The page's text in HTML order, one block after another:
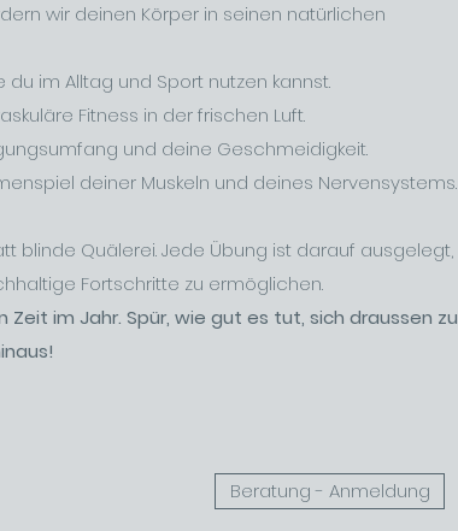
wir deinen Körper in seinen natürlichen
du im Alltag und Sport nutzen kannst.
Fitness in der frischen Luft.
und deine Geschmeidigkeit.
deiner Muskeln und deines Nervensystems.
blinde Quälerei. Jede Übung ist darauf ausgelegt,
Fortschritte zu ermöglichen.
im Jahr. Spür, wie gut es tut, sich draussen zu
Beratung - Anmeldung